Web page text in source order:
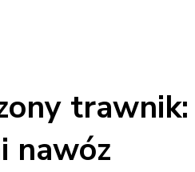
trawnik:
nawóz